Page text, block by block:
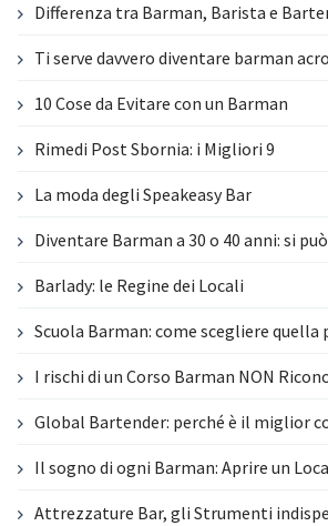
Differenza tra Barman, Barista e
Ti serve davvero diventare barman
10 Cose da Evitare con un Barman
Rimedi Post Sbornia: i Migliori 9
La moda degli Speakeasy Bar
Diventare Barman a 30 o 40 anni: si
Barlady: le Regine dei Locali
Scuola Barman: come scegliere quella
I rischi di un Corso Barman NON
Global Bartender: perché è il miglior
Il sogno di ogni Barman: Aprire un
Attrezzature Bar, gli Strumenti